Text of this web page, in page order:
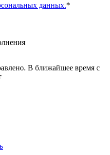
данных.*
В ближайшее время с